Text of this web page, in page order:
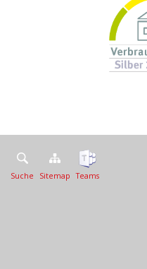
Suche Sitemap Teams